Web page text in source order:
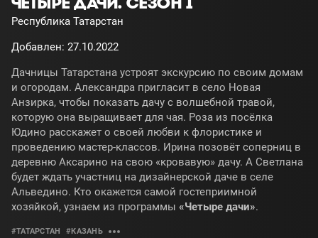
Республика Татарстан
Добавлен: 27.10.2022
Дачницы Татарстана устроят экскурсию по своим домам
и огородам. Александра пригласит в село Новая
Анзирка, чтобы показать дачу с волшебной травой,
которую она выращивает для чая. Роза из посёлка
Юдино расскажет о своей любви к флористике и
проведению мастер-классов. Ирина позовёт соперниц в
деревню Аксарино на свою «кровавую» дачу. А Светлана
будет ждать участниц на дизайнерской даче в селе
Альведино. Кто окажется самой гостеприимной
хозяйкой, узнаем из программы «Четыре дачи».
#ТАТАРСТАН #КАЗАНЬ